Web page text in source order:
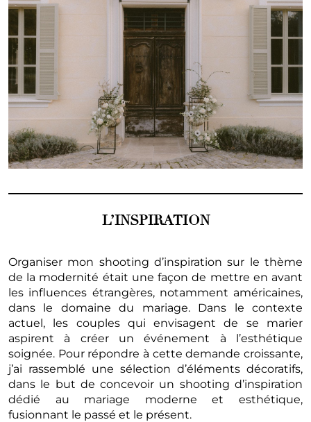
L’INSPIRATION
Organiser mon shooting d’inspiration sur le thème
de la modernité était une façon de mettre en avant
les influences étrangères, notamment américaines,
dans le domaine du mariage. Dans le contexte
actuel, les couples qui envisagent de se marier
aspirent à créer un événement à l’esthétique
soignée. Pour répondre à cette demande croissante,
j’ai rassemblé une sélection d’éléments décoratifs,
dans le but de concevoir un shooting d’inspiration
dédié au mariage moderne et esthétique,
fusionnant le passé et le présent.